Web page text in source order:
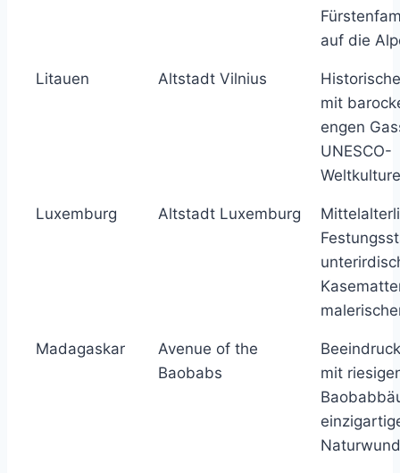
auf die
Litauen Altstadt Vilnius
mit
engen
UNESCO-
Luxemburg Altstadt Luxemburg
Madagaskar
Avenue of the
Baobabs
mit